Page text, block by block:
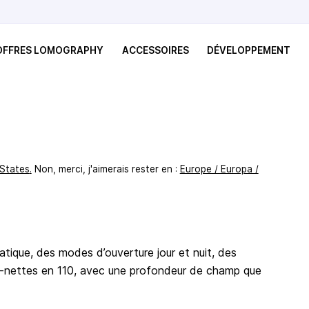
LOMOGRAPHY ACCESSOIRES DÉVELOPPEMENT
. Non, merci, j'aimerais rester en : Europe / Europa /
des modes d’ouverture jour et nuit, des
en 110, avec une profondeur de champ que